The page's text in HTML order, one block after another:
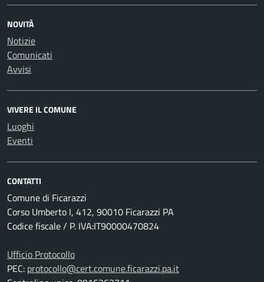
NOVITÀ
Notizie
Comunicati
Avvisi
VIVERE IL COMUNE
Luoghi
Eventi
CONTATTI
Comune di Ficarazzi
Corso Umberto I, 412, 90010 Ficarazzi PA
Codice fiscale / P. IVA:IT90000470824
Ufficio Protocollo
PEC: protocollo@cert.comune.ficarazzi.pa.it